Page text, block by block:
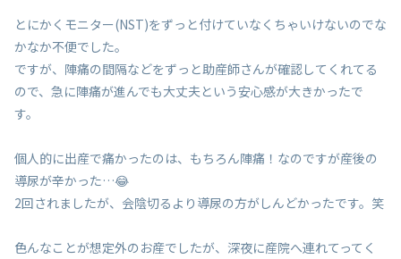
とにかくモニター(NST)をずっと付けていなくちゃいけないのでな
かなか不便でした。
ですが、陣痛の間隔などをずっと助産師さんが確認してくれてる
ので、急に陣痛が進んでも大丈夫という安心感が大きかったで
す。
個人的に出産で痛かったのは、もちろん陣痛！なのですが産後の
導尿が辛かった…😂
2回されましたが、会陰切るより導尿の方がしんどかったです。笑
色んなことが想定外のお産でしたが、深夜に産院へ連れてってく